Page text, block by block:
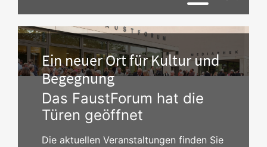
Ein neuer Ort für Kultur und
Begegnung
Das FaustForum hat die
Türen geöffnet
Die aktuellen Veranstaltungen finden Sie